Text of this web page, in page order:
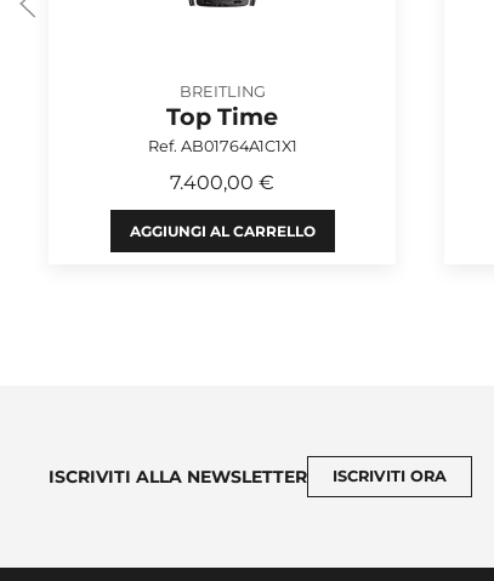
BREITLING
Top Time
Ref. AB01764A1C1X1
7.400,00 €
AGGIUNGI AL CARRELLO
ISCRIVITI ALLA NEWSLETTER ISCRIVITI ORA